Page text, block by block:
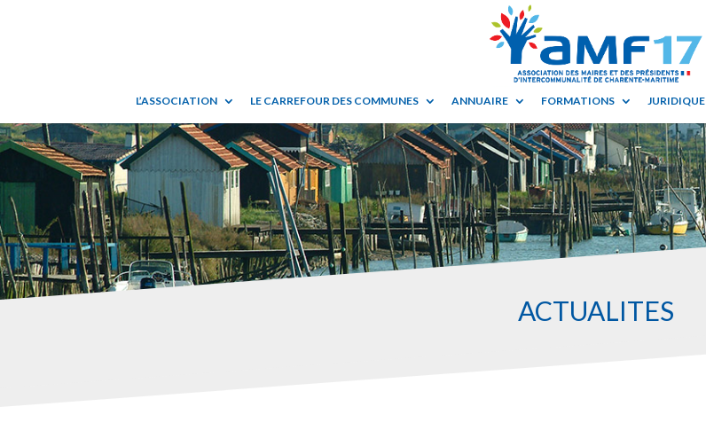
L’ASSOCIATION LE CARREFOUR DES COMMUNES ANNUAIRE FORMATIONS JURIDIQUE
ACTUALITES